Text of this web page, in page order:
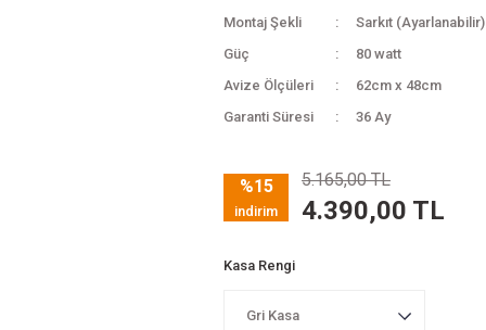
Montaj Şekli
Sarkıt (Ayarlanabilir)
Güç
80 watt
Avize Ölçüleri
62cm x 48cm
Garanti Süresi
36 Ay
%15
indirim
5.165,00 TL
4.390,00 TL
Kasa Rengi